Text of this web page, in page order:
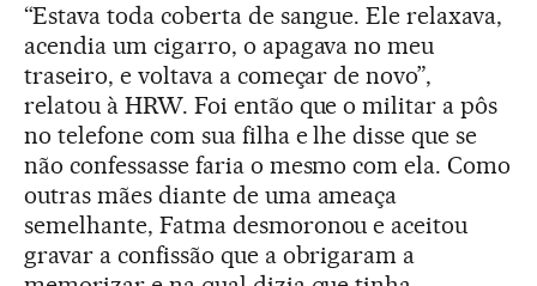
“Estava toda coberta de sangue. Ele relaxava,
acendia um cigarro, o apagava no meu
traseiro, e voltava a começar de novo”,
relatou à HRW. Foi então que o militar a pôs
no telefone com sua filha e lhe disse que se
não confessasse faria o mesmo com ela. Como
outras mães diante de uma ameaça
semelhante, Fatma desmoronou e aceitou
gravar a confissão que a obrigaram a